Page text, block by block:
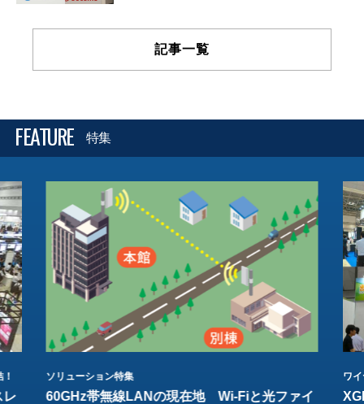
記事一覧
FEATURE 特集
レ
ソリューション特集
60GHz帯無線LANの現在地 Wi-Fiと光ファイ
ワ